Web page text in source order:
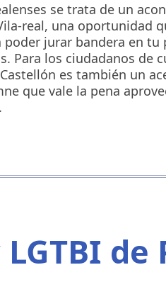
se trata de un
real, una oportunidad
jurar bandera en tu
Para los ciudadanos de
es también un
que vale la pena
de